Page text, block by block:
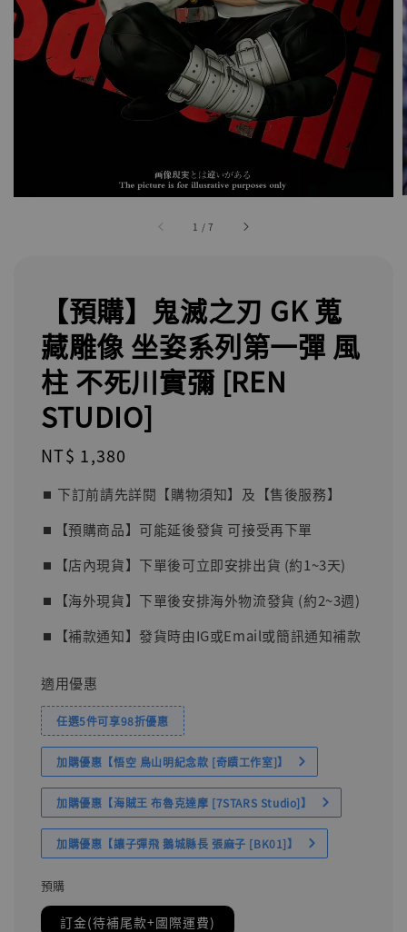
1 /7
【預購】鬼滅之刃 GK 蒐
藏雕像 坐姿系列第一彈 風
柱 不死川實彌 [REN
STUDIO]
Regular
NT$ 1,380
⏹︎ 下訂前請先詳閱【購物須知】及【售後服務】
⏹︎【預購商品】可能延後發貨 可接受再下單
⏹︎【店內現貨】下單後可立即安排出貨 (約1~3天)
⏹︎【海外現貨】下單後安排海外物流發貨 (約2~3週)
⏹︎【補款通知】發貨時由IG或Email或簡訊通知補款
適用優惠
任選5件可享98折優惠
加購優惠【悟空 鳥山明紀念款 [奇蹟工作室]】
加購優惠【海賊王 布魯克達摩 [7STARS Studio]】
加購優惠【讓子彈飛 鵝城縣長 張麻子 [BK01]】
預購
訂金(待補尾款+國際運費)